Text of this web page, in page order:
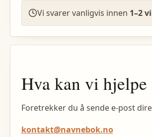
Vi svarer vanligvis innen 1–2
Hva kan vi hjelpe
Foretrekker du å sende e-post
kontakt@navnebok.no